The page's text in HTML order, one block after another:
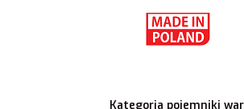
Kategoria pojemniki